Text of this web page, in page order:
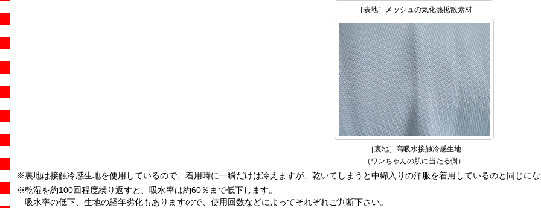
［表地］メッシュの気化熱拡散素材
［裏地］高吸水接触冷感生地
（ワンちゃんの肌に当たる側）
※裏地は接触冷感生地を使用しているので、着用時に一瞬だけは冷えますが、乾いてしまうと中綿入りの洋服を着用しているのと同じに
※乾湿を約100回程度繰り返すと、吸水率は約60％まで低下します。
吸水率の低下、生地の経年劣化もありますので、使用回数などによってそれぞれご判断下さい。